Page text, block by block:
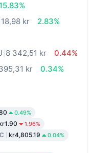
kr
2.83%
8 342,51 kr
0.44%
kr
0.34%
0.49%
1.96%
kr4,805.19 0.04%